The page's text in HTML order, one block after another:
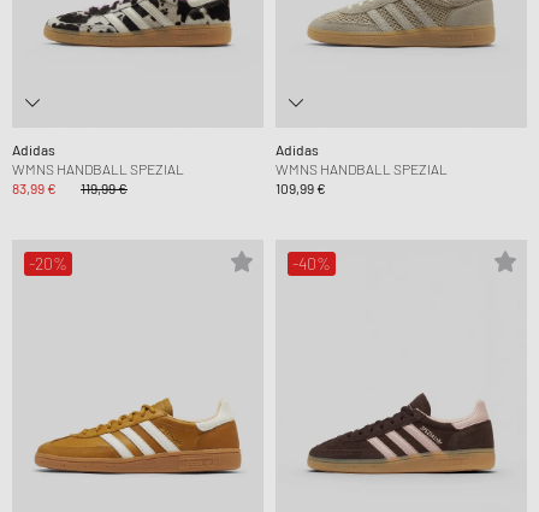
Adidas
WMNS HANDBALL SPEZIAL
83,99 €
119,99 €
Adidas
WMNS HANDBALL SPEZIAL
109,99 €
-20% -40%